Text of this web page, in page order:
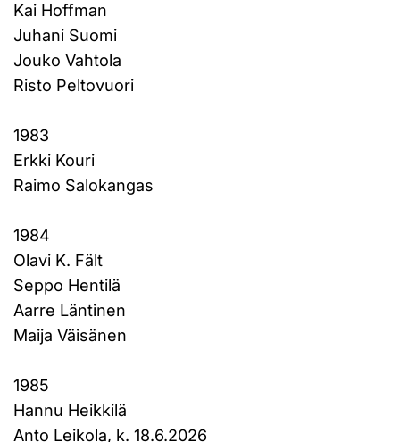
Kai Hoffman
Juhani Suomi
Jouko Vahtola
Risto Peltovuori
1983
Erkki Kouri
Raimo Salokangas
1984
Olavi K. Fält
Seppo Hentilä
Aarre Läntinen
Maija Väisänen
1985
Hannu Heikkilä
Anto Leikola, k. 18.6.2026